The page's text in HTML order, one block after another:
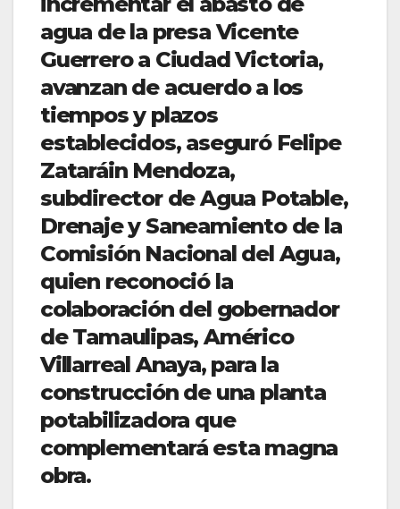
agua de la presa Vicente
Guerrero a Ciudad Victoria,
avanzan de acuerdo a los
tiempos y plazos
establecidos, aseguró Felipe
Zataráin Mendoza,
subdirector de Agua Potable,
Drenaje y Saneamiento de la
Comisión Nacional del Agua,
quien reconoció la
colaboración del gobernador
de Tamaulipas, Américo
Villarreal Anaya, para la
construcción de una planta
potabilizadora que
complementará esta magna
obra.